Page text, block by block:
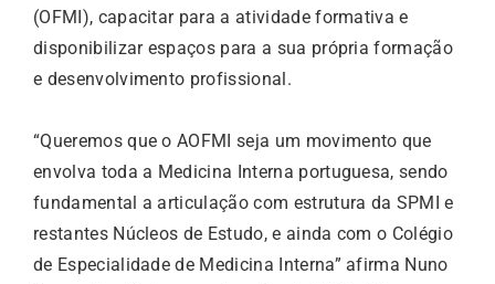
(OFMI), capacitar para a atividade formativa e
disponibilizar espaços para a sua própria formação
e desenvolvimento profissional.
“Queremos que o AOFMI seja um movimento que
envolva toda a Medicina Interna portuguesa, sendo
fundamental a articulação com estrutura da SPMI e
restantes Núcleos de Estudo, e ainda com o Colégio
de Especialidade de Medicina Interna” afirma Nuno